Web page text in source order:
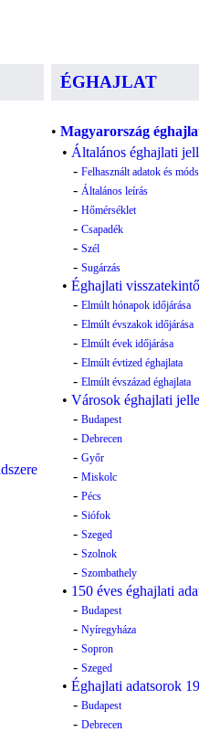
ÉGHAJLAT
• Magyarország
• Általános éghajlati
- Felhasznált adatok és
- Általános leírás
- Hőmérséklet
- Csapadék
- Szél
- Sugárzás
• Éghajlati visszatekintő
- Elmúlt hónapok időjárása
- Elmúlt évszakok időjárása
- Elmúlt évek időjárása
- Elmúlt évtized éghajlata
- Elmúlt évszázad éghajlata
• Városok éghajlati
- Budapest
- Debrecen
- Győr
- Miskolc
- Pécs
- Siófok
- Szeged
- Szolnok
- Szombathely
• 150 éves éghajlati
- Budapest
- Nyíregyháza
- Sopron
- Szeged
• Éghajlati adatsorok
- Budapest
- Debrecen